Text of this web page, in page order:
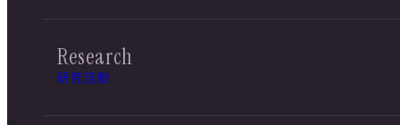
Research
研究活動